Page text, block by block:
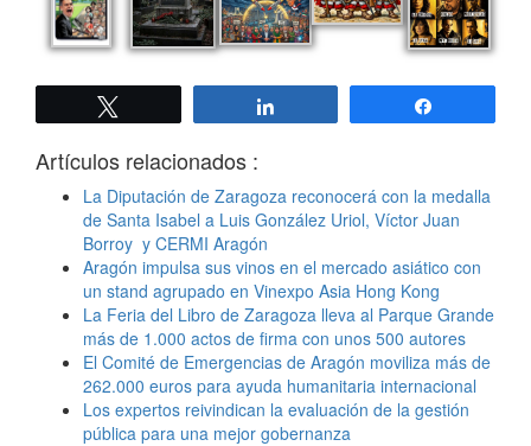
Artículos relacionados :
La Diputación de Zaragoza reconocerá con la medalla
de Santa Isabel a Luis González Uriol, Víctor Juan
Borroy y CERMI Aragón
Aragón impulsa sus vinos en el mercado asiático con
un stand agrupado en Vinexpo Asia Hong Kong
La Feria del Libro de Zaragoza lleva al Parque Grande
más de 1.000 actos de firma con unos 500 autores
El Comité de Emergencias de Aragón moviliza más de
262.000 euros para ayuda humanitaria internacional
Los expertos reivindican la evaluación de la gestión
pública para una mejor gobernanza